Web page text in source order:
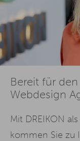
Bereit für
Webdesign
Mit DREIKON
kommen Sie zu